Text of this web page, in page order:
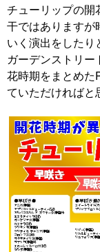
チューリップの開
干ではありますが
いく演出をしたり
ガーデンストリ
花時期をまとめた
ていただければと